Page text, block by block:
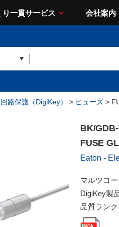
り一貫サービス 会社案内
回路保護（DigiKey） > ヒューズ >
BK/
FUSE
Eaton -
マルツコー
DigiKey製
品質ランク